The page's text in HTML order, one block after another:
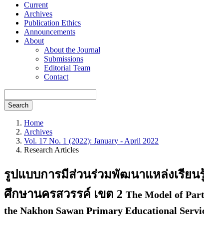
Current
Archives
Publication Ethics
Announcements
About
About the Journal
Submissions
Editorial Team
Contact
Search
Home
Archives
Vol. 17 No. 1 (2022): January - April 2022
Research Articles
รูปแบบการมีส่วนร่วมพัฒนาแหล่งเรีย
ศึกษานครสวรรค์ เขต 2 The Model of
the Nakhon Sawan Primary Educational